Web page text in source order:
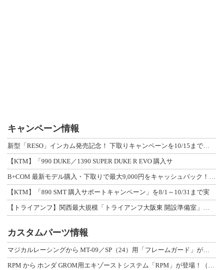
キャンペーン情報
新型「RESO」インカム発売記念！ 下取りキャンペーンを10/15まで延長して開
【KTM】「990 DUKE／1390 SUPER DUKE R EVO 購入サ
B+COM 最新モデル購入・下取りで最大9,000円をキャッシュバック！「B+F
【KTM】「890 SMT 購入サポートキャンペーン」を8/1～10/31まで実
【トライアンフ】関西最大規模「トライアンフ大阪東 開設準備室」がオープン！ 限定
カスタムパーツ情報
マジカルレーシングから MT-09／SP（24）用「フレームガード」が登場！
RPM から ホンダ GROM用エキゾーストシステム「RPM」が登場！（動画あり